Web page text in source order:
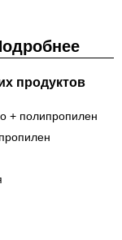
продуктов
+ полипропилен